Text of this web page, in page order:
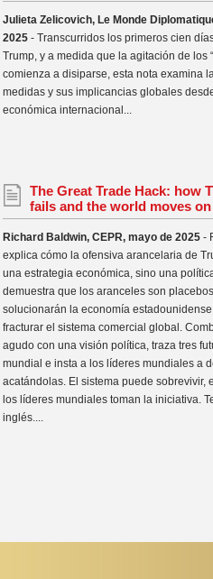
Julieta Zelicovich, Le Monde
2025 - Transcurridos los primeros cien
Trump, y a medida que la agitación de los
comienza a disiparse, esta nota examina
medidas y sus implicancias globales
económica internacional...
The Great Trade Hack: how
fails and the world moves on
Richard Baldwin, CEPR, mayo de 2025 -
explica cómo la ofensiva arancelaria de
una estrategia económica, sino una
demuestra que los aranceles son
solucionarán la economía
fracturar el sistema comercial global.
agudo con una visión política, traza tres
mundial e insta a los líderes mundiales a
acatándolas. El sistema puede sobrevivir,
los líderes mundiales toman la iniciativa.
inglés....